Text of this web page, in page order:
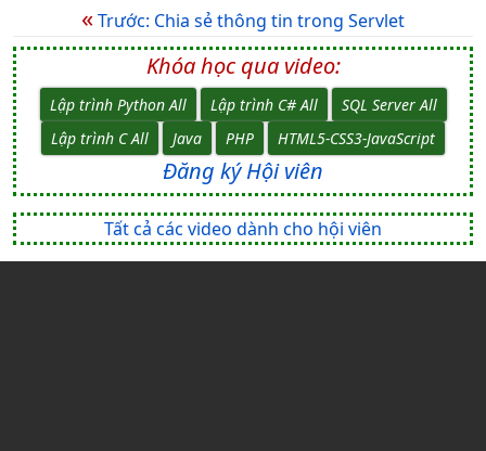
«Trước: Chia sẻ thông tin trong Servlet
Khóa học qua video:
Lập trình Python All Lập trình C# All
SQL Server All
Lập trình C All
Java PHP HTML5-CSS3-JavaScript
Đăng ký Hội viên
Tất cả các video dành cho hội viên